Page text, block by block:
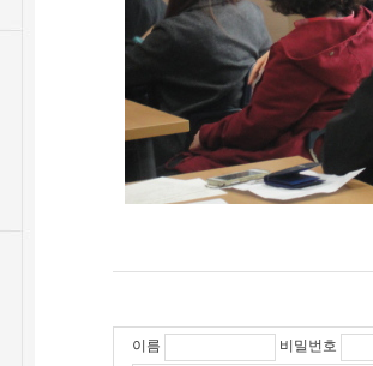
이름 비밀번호